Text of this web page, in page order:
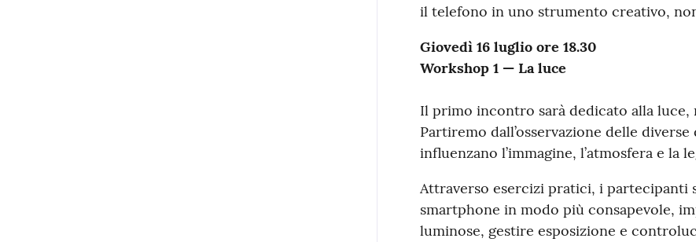
il telefono in uno strumento creativo,
Giovedì 16 luglio ore 18.30
Workshop 1 — La luce
Il primo incontro sarà dedicato alla
Partiremo dall’osservazione delle
influenzano l’immagine, l’atmosfera e la
Attraverso esercizi pratici, i partecipanti
smartphone in modo più consapevole,
luminose, gestire esposizione e